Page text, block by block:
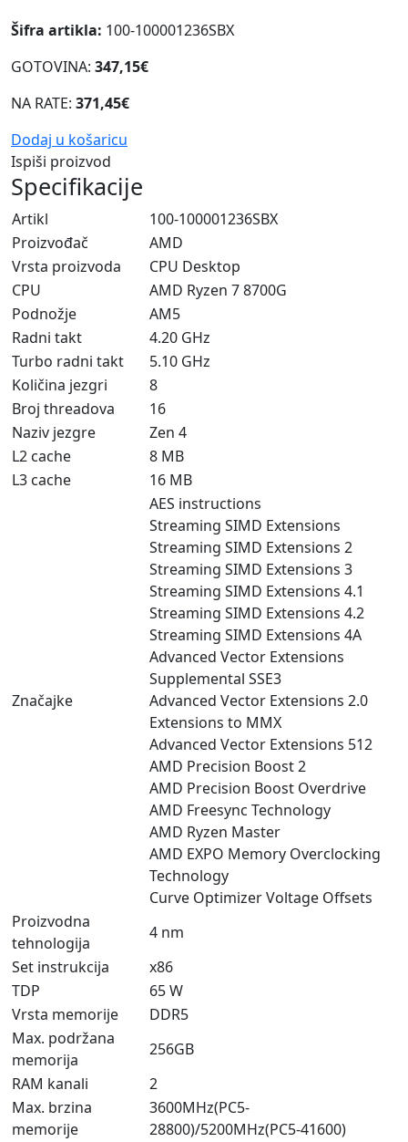
Šifra artikla: 100-100001236SBX
GOTOVINA: 347,15€
NA RATE: 371,45€
Dodaj u košaricu
Ispiši proizvod
Specifikacije
Artikl
100-100001236SBX
Proizvođač
AMD
Vrsta proizvoda
CPU Desktop
CPU
AMD Ryzen 7 8700G
Podnožje
AM5
Radni takt
4.20 GHz
Turbo radni takt
5.10 GHz
Količina jezgri
8
Broj threadova
16
Naziv jezgre
Zen 4
L2 cache
8 MB
L3 cache
16 MB
Značajke
AES instructions
Streaming SIMD Extensions
Streaming SIMD Extensions 2
Streaming SIMD Extensions 3
Streaming SIMD Extensions 4.1
Streaming SIMD Extensions 4.2
Streaming SIMD Extensions 4A
Advanced Vector Extensions
Supplemental SSE3
Advanced Vector Extensions 2.0
Extensions to MMX
Advanced Vector Extensions 512
AMD Precision Boost 2
AMD Precision Boost Overdrive
AMD Freesync Technology
AMD Ryzen Master
AMD EXPO Memory Overclocking
Technology
Curve Optimizer Voltage Offsets
Proizvodna
tehnologija
4 nm
Set instrukcija
x86
TDP
65 W
Vrsta memorije
DDR5
Max. podržana
memorija
256GB
RAM kanali
2
Max. brzina
memorije
3600MHz(PC5-
28800)/5200MHz(PC5-41600)